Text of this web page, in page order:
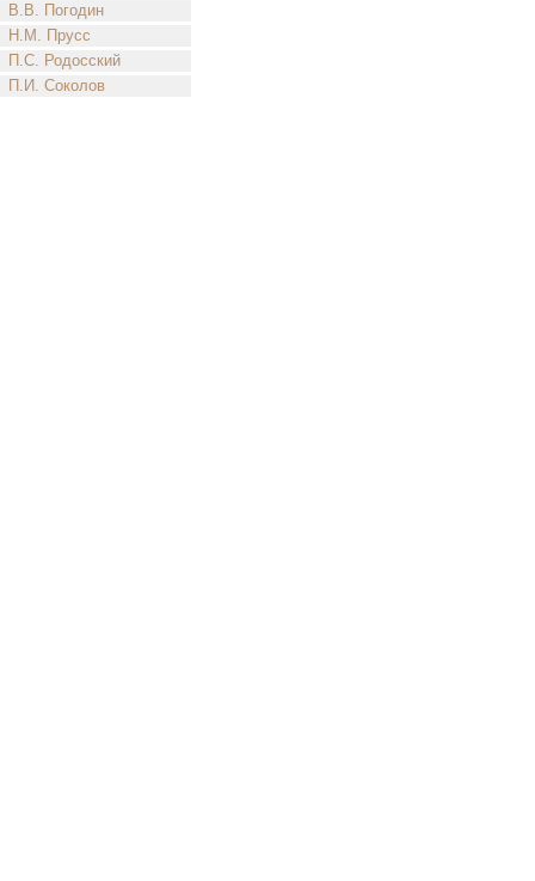
В.В. Погодин
Н.М. Прусс
П.С. Родосский
П.И. Соколов